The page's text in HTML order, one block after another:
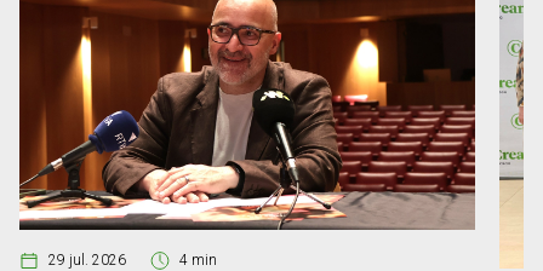
29 jul. 2026 4 min